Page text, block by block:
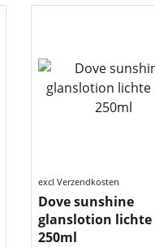
excl Verzendkosten
Dove sunshine
glanslotion lichte
250ml